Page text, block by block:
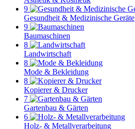
9
Gesundheit & Medizinische Geräte
9
Baumaschinen
8
Landwirtschaft
8
Mode & Bekleidung
8
Kopierer & Drucker
7
Gartenbau & Gärten
6
Holz- & Metallverarbeitung